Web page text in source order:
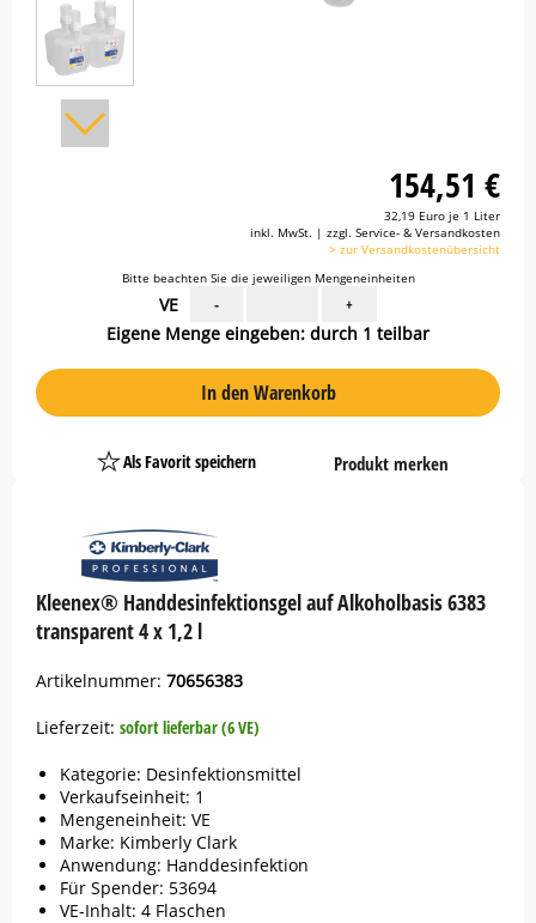
Kleenex® Handdesinfektionsgel auf Alkoholbasis 6383
transparent 4 x 1,2 l
Artikelnummer: 70656383
Lieferzeit: sofort lieferbar (6 VE)
Kategorie: Desinfektionsmittel
Verkaufseinheit: 1
Mengeneinheit: VE
Marke: Kimberly Clark
Anwendung: Handdesinfektion
Für Spender: 53694
VE-Inhalt: 4 Flaschen
154,51 €
32,19 Euro je 1 Liter
inkl. MwSt. | zzgl. Service- & Versandkosten
> zur Versandkostenübersicht
Bitte beachten Sie die jeweiligen Mengeneinheiten
VE - +
Eigene Menge eingeben: durch 1 teilbar
In den Warenkorb
Als Favorit speichern
PlatzhalterProdukt merken